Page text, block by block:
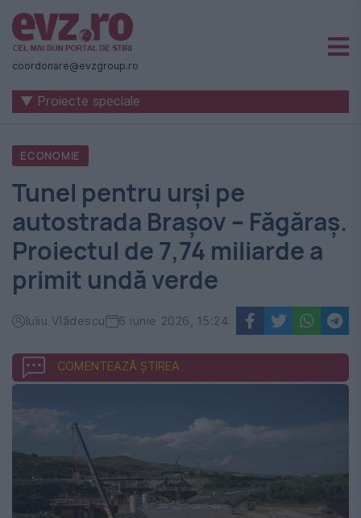
Știri
naționale
internaționale
România
Evenimentul
Zilei
coordonare@evzgroup.ro
▼ Proiecte speciale
ECONOMIE
Tunel pentru urși pe
autostrada Brașov – Făgăraș.
Proiectul de 7,74 miliarde a
primit undă verde
Iuliu Vlădescu 6 iunie 2026, 15:24
COMENTEAZĂ ȘTIREA